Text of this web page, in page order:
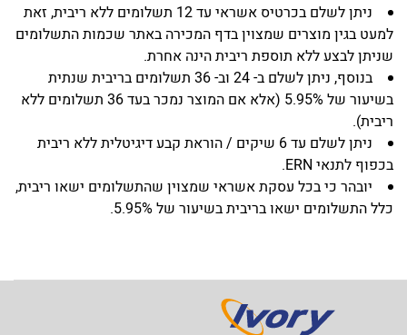
ניתן לשלם בכרטיס אשראי עד 12 תשלומים ללא ריבית, זאת
למעט בגין מוצרים שמצוין בדף המכירה באתר שכמות התשלומים
שניתן לבצע ללא תוספת ריבית הינה אחרת.
בנוסף, ניתן לשלם ב- 24 וב- 36 תשלומים בריבית שנתית
בשיעור של 5.95% (אלא אם המוצר נמכר בעד 36 תשלומים ללא
ריבית).
ניתן לשלם עד 6 שיקים / הוראת קבע דיגיטלית ללא ריבית
בכפוף לתנאי ERN.
יובהר כי בכל עסקת אשראי שמצוין שהתשלומים ישאו ריבית,
כלל התשלומים ישאו בריבית בשיעור של 5.95%.